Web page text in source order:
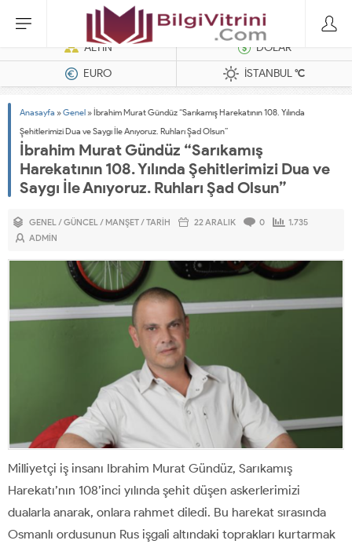
Dizel Jeneratörler
ALTIN
DOLAR
EURO
İSTANBUL°C
Anasayfa »Genel »İbrahim Murat Gündüz “Sarıkamış Harekatının 108. Yılında
Şehitlerimizi Dua ve Saygı İle Anıyoruz. Ruhları Şad Olsun”
İbrahim Murat Gündüz “Sarıkamış
Harekatının 108. Yılında Şehitlerimizi Dua ve
Saygı İle Anıyoruz. Ruhları Şad Olsun”
GENEL/GÜNCEL/ MANŞET/TARIH 22 ARALIK 0
1.735
ADMIN
Milliyetçi iş insanı Ibrahim Murat Gündüz, Sarıkamış
Harekatı’nın 108’inci yılında şehit düşen askerlerimizi
dualarla anarak, onlara rahmet diledi. Bu harekat sırasında
Osmanlı ordusunun Rus işgali altındaki toprakları kurtarmak